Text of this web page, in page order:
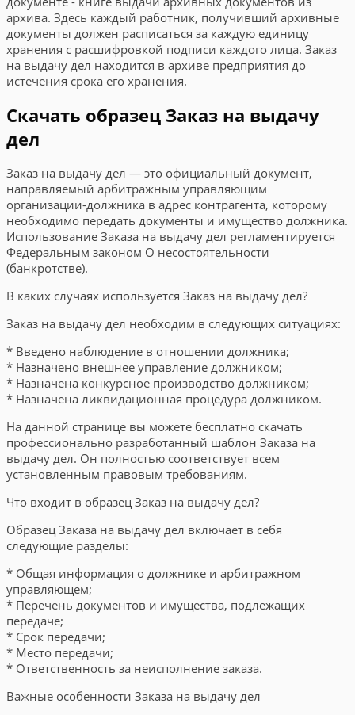
архива. Здесь каждый работник, получивший архивные
документы должен расписаться за каждую единицу
хранения с расшифровкой подписи каждого лица. Заказ
на выдачу дел находится в архиве предприятия до
истечения срока его хранения.
Скачать образец Заказ на выдачу
дел
Заказ на выдачу дел — это официальный документ,
направляемый арбитражным управляющим
организации-должника в адрес контрагента, которому
необходимо передать документы и имущество должника.
Использование Заказа на выдачу дел регламентируется
Федеральным законом О несостоятельности
(банкротстве).
В каких случаях используется Заказ на выдачу дел?
Заказ на выдачу дел необходим в следующих ситуациях:
* Введено наблюдение в отношении должника;
* Назначено внешнее управление должником;
* Назначена конкурсное производство должником;
* Назначена ликвидационная процедура должником.
На данной странице вы можете бесплатно скачать
профессионально разработанный шаблон Заказа на
выдачу дел. Он полностью соответствует всем
установленным правовым требованиям.
Что входит в образец Заказ на выдачу дел?
Образец Заказа на выдачу дел включает в себя
следующие разделы:
* Общая информация о должнике и арбитражном
управляющем;
* Перечень документов и имущества, подлежащих
передаче;
* Срок передачи;
* Место передачи;
* Ответственность за неисполнение заказа.
Важные особенности Заказа на выдачу дел